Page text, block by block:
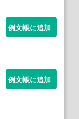
例文帳に追加
例文帳に追加